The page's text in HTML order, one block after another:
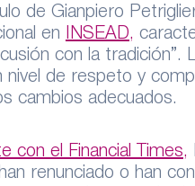
de Gianpiero
en
INSEAD,
con la tradición”.
de respeto y
cambios adecuados.
con el Financial Times,
renunciado o han